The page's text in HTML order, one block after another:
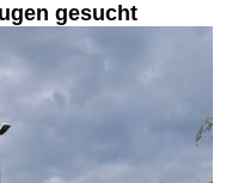
gesucht